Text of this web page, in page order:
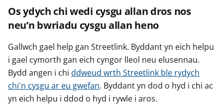
Os ydych chi wedi cysgu allan dros nos
neu’n bwriadu cysgu allan heno
Gallwch gael help gan Streetlink. Byddant yn eich helpu
i gael cymorth gan eich cyngor lleol neu elusennau.
Bydd angen i chi ddweud wrth Streetlink ble rydych
chi'n cysgu ar eu gwefan. Byddant yn dod o hyd i chi ac
yn eich helpu i ddod o hyd i rywle i aros.